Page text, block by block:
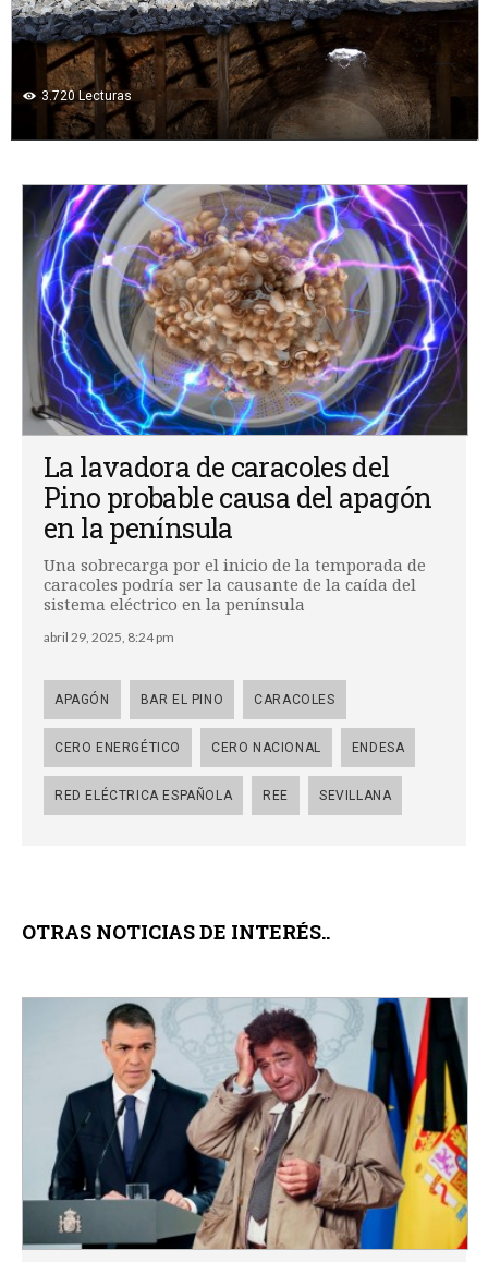
3.720Lecturas
La lavadora de caracoles del
Pino probable causa del apagón
en la península
Una sobrecarga por el inicio de la temporada de
caracoles podría ser la causante de la caída del
sistema eléctrico en la península
abril 29, 2025, 8:24 pm
APAGÓN BAR EL PINO CARACOLES
CERO ENERGÉTICO CERO NACIONAL ENDESA
RED ELÉCTRICA ESPAÑOLA REE SEVILLANA
OTRAS NOTICIAS DE INTERÉS..